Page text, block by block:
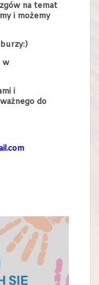
na temat
i możemy
w
i
do